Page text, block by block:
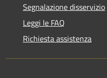
Segnalazione disservizio
Leggi le FAQ
Richiesta assistenza